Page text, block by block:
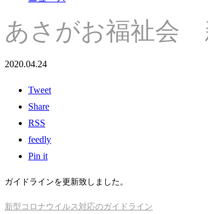
あさがお福祉会
2020.04.24
Tweet
Share
RSS
feedly
Pin it
ガイドラインを更新致しました。
新型コロナウイルス対応のガイドライン